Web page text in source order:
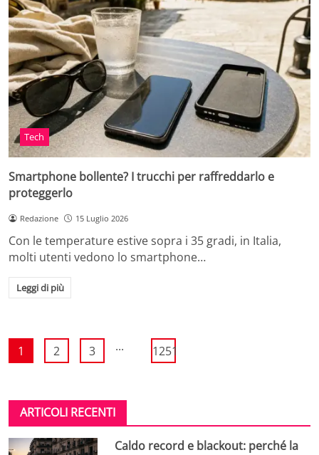
Tech
Smartphone bollente? I trucchi per raffreddarlo e
proteggerlo
Redazione 15 Luglio 2026
Con le temperature estive sopra i 35 gradi, in Italia,
molti utenti vedono lo smartphone…
Leggi di più
1 2 3 ... 1251
ARTICOLI RECENTI
Caldo record e blackout: perché la